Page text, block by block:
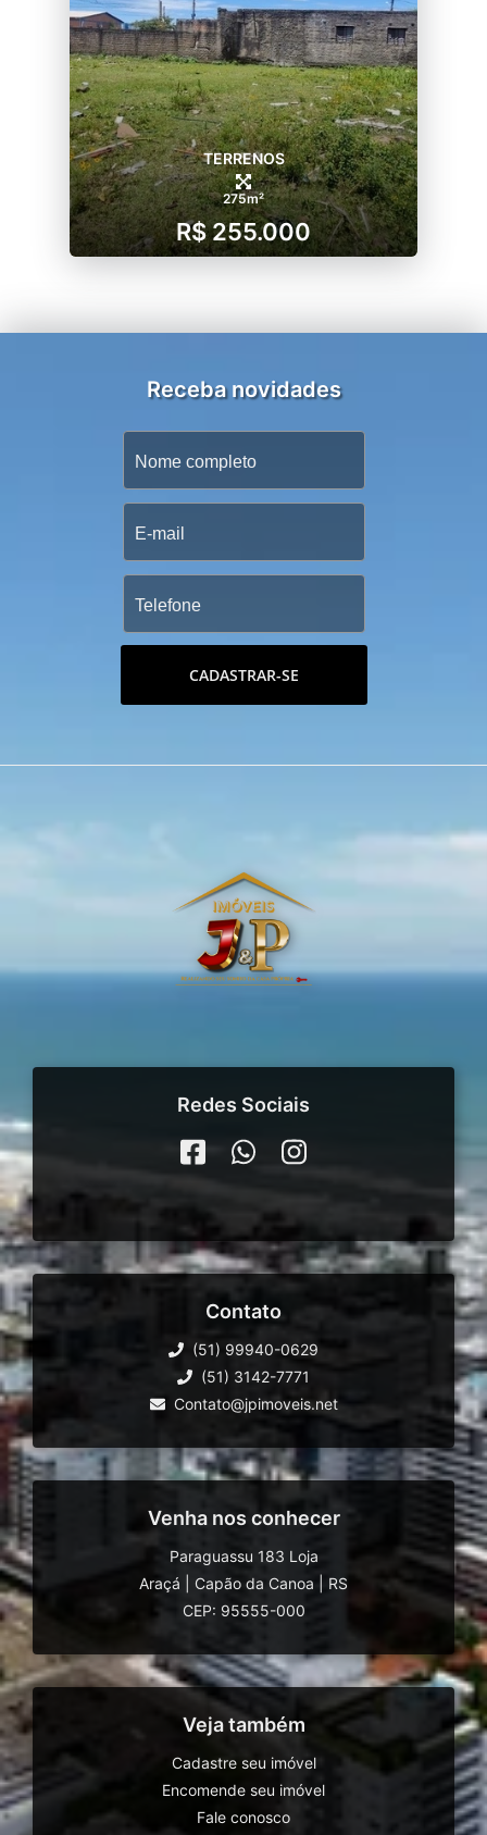
TERRENOS
275m²
R$ 255.000
Receba novidades
CADASTRAR-SE
Redes Sociais
Contato
(51) 99940-0629
(51) 3142-7771
Contato@jpimoveis.net
Venha nos conhecer
Paraguassu 183 Loja
Araçá
Capão da Canoa
RS
CEP: 95555-000
Veja também
Cadastre seu imóvel
Encomende seu imóvel
Fale conosco